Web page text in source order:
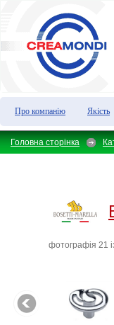
Про компанію Якість
Головна сторінка
фотографiя 21